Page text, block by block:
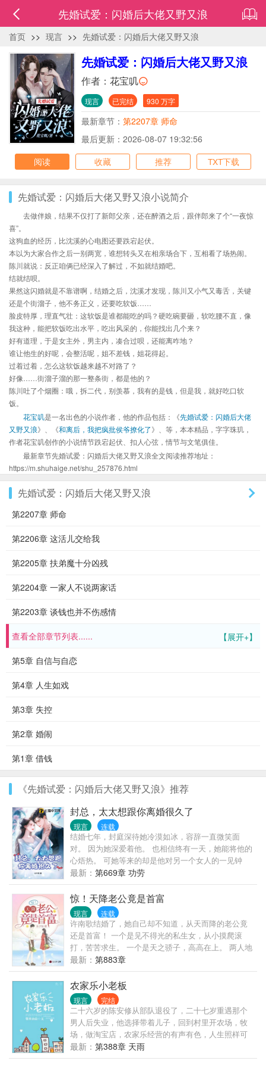
先婚试爱：闪婚后大佬又野又浪
首页 >> 现言 >> 先婚试爱：闪婚后大佬又野又浪
先婚试爱：闪婚后大佬又野又浪
作者： 花宝叽
现言 已完结 930 万字
最新章节： 第2207章 师命
最后更新：2026-08-07 19:32:56
阅读
收藏 推荐 TXT下载
先婚试爱：闪婚后大佬又野又浪小说简介
去做伴娘，结果不仅打了新郎父亲，还在醉酒之后，跟伴郎来了个“一夜惊
喜”。
这狗血的经历，比沈溪的心电图还要跌宕起伏。
本以为大家合作之后一别两宽，谁想转头又在相亲场合下，互相看了场热闹。
陈川就说：反正咱俩已经深入了解过，不如就结婚吧。
结就结呗。
果然这闪婚就是不靠谱啊，结婚之后，沈溪才发现，陈川又小气又毒舌，关键
还是个街溜子，他不务正义，还要吃软饭……
脸皮特厚，理直气壮：这软饭是谁都能吃的吗？硬吃碗要砸，软吃腰不直，像
我这种，能把软饭吃出水平，吃出风采的，你能找出几个来？
好有道理，于是女主外，男主内，凑合过呗，还能离咋地？
谁让他生的好呢，会整活呢，姐不差钱，姐花得起。
过着过着，怎么这软饭越来越不对路了？
好像……街溜子溜的那一整条街，都是他的？
陈川吐了个烟圈：哦，拆二代，别羡慕，我有的是钱，但是我，就好吃口软
饭。
花宝叽是一名出色的小说作者，他的作品包括：《先婚试爱：闪婚后大佬
又野又浪》、《和离后，我把疯批侯爷撩化了》、等，本本精品，字字珠玑，
作者花宝叽创作的小说情节跌宕起伏、扣人心弦，情节与文笔俱佳。
最新章节先婚试爱：闪婚后大佬又野又浪全文阅读推荐地址：
https://m.shuhaige.net/shu_257876.html
先婚试爱：闪婚后大佬又野又浪
第2207章 师命
第2206章 这活儿交给我
第2205章 扶弟魔十分凶残
第2204章 一家人不说两家话
第2203章 谈钱也并不伤感情
【展开+】
查看全部章节列表......
第5章 自信与自恋
第4章 人生如戏
第3章 失控
第2章 婚闹
第1章 借钱
《先婚试爱：闪婚后大佬又野又浪》推荐
封总，太太想跟你离婚很久了
现言 连载
结婚七年，封庭深待她冷漠如冰，容辞一直微笑面
对。 因为她深爱着他。 也相信终有一天，她能将他的
心焐热。 可她等来的却是他对另一个女人的一见钟
情，呵护备至。 她依旧苦苦坚守他们的婚姻。 直到她
生日当天，千里迢迢飞国外找他和女儿，他却带着女
儿去陪那个女人，丢她一个人独守空房。 她终于彻底
死心。 看着亲手带大的女儿要别的女人做她妈妈，容
辞也不再心疼。 拟好离婚协议，放弃抚养权，她潇洒
离去，从此对他们父女不闻不问，坐等离婚证办下
来。 放弃家庭，回归事业，昔日被所有人看不起的她
轻易挣得过千亿的身家。 然而她左等右等，离婚证没
办下来不说，昔日不愿回家的男人回家次数却越来越
频繁，对她也越粘越紧。 得知她要离婚，向来矜贵冷
漠的男人将她堵在墙角：“离婚？不可能的事。”
最新： 第669章 功劳
惊！天降老公竟是首富
现言 连载
许南歌结婚了，她自己却不知道，从天而降的老公竟
还是首富！ 一个是见不得光的私生女，从小摸爬滚
打，苦苦求生。 一个是天之骄子，高高在上。 两人地
位天差地别，众人等着许南歌被扫地出门，可等着等
着，却只等来了首富的一条朋友圈： “老婆，可不可以
不离婚？” 众：？？
最新： 第883章
农家乐小老板
现言 完结
二十六岁的陈安修从部队退役了，二十七岁重遇那个
男人后失业，他选择带着儿子，回到村里开农场，牧
场，做淘宝店，农家乐经营的有声有色，人生照样可
以风生水起，但那个男人真的会如他所愿吗？九年
前，陈安修酒醉在同学家度过混乱的一夜，之后肚子
最新： 第388章 天雨